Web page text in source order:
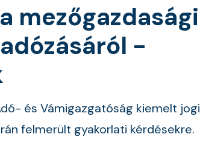
mezőgazdasági
-
és Vámigazgatóság kiemelt jogi
felmerült gyakorlati kérdésekre.